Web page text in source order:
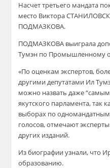
Насчет третьего мандата
место Виктора
ПОДМАЗКОВА.
ПОДМАЗКОВА выиграла
Тумэн по Промышленному
«По оценкам экспертов,
другими депутатами Ил
можно назвать даже
якутского парламента, так
выборах по
голосов, отмечают
других изданий.
Из биографии узнали, что
образованию.